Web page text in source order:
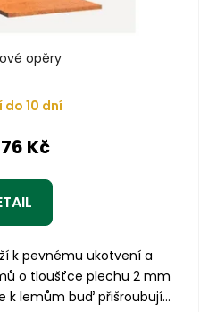
opěry
do 10 dní
Kč
k pevnému ukotvení a
o tloušťce plechu 2 mm
k lemům buď přišroubují...